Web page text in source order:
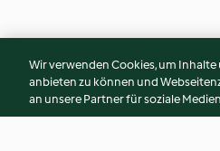
Wir verwenden Cookies, um
anbieten zu können und
an unsere Partner für soziale